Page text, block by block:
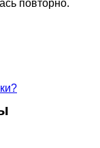
повторно.